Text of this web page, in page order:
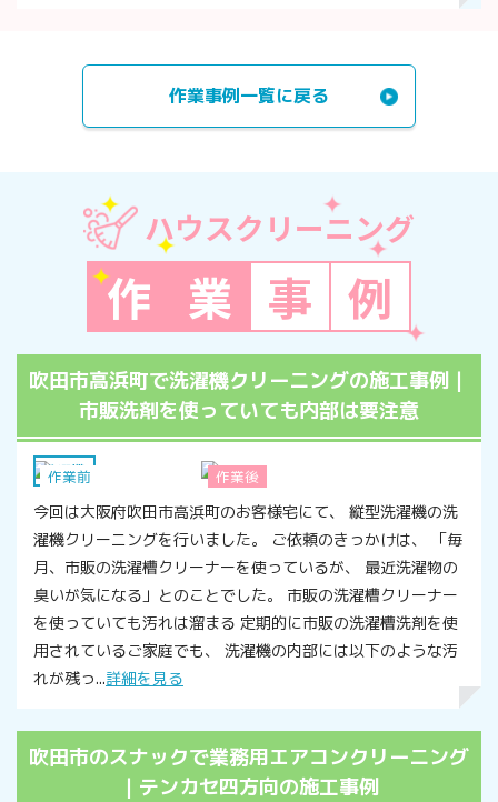
作業事例一覧に戻る
ハウスクリーニング
作 業 事 例
吹田市高浜町で洗濯機クリーニングの施工事例｜
市販洗剤を使っていても内部は要注意
作業前 作業後
洗濯機
今回は大阪府吹田市高浜町のお客様宅にて、 縦型洗濯機の洗
濯機クリーニングを行いました。 ご依頼のきっかけは、 「毎
月、市販の洗濯槽クリーナーを使っているが、 最近洗濯物の
臭いが気になる」とのことでした。 市販の洗濯槽クリーナー
を使っていても汚れは溜まる 定期的に市販の洗濯槽洗剤を使
用されているご家庭でも、 洗濯機の内部には以下のような汚
れが残っ...詳細を見る
吹田市のスナックで業務用エアコンクリーニング
｜テンカセ四方向の施工事例